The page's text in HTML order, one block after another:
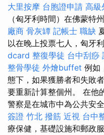
大里按摩 台胞證申請 高級
（匈牙利時間）在佛蒙特
廠商 骨灰罈 記帳士 職缺
以在晚上投票七人，匈牙
dcard 整復學徒 台中刮痧
整骨學徒 外燴buffet 例如
態下，如果獲勝者和失敗
要重新計算整個州。 在他
警察是在城市中為公共安
簽證 竹北 撥筋 近視 台中
療保健，基礎設施和郵政